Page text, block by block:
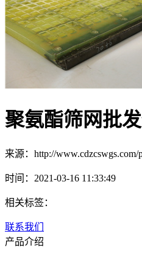
聚氨酯筛网批
来源：http://www.cdzcswgs.com/
时间：2021-03-16 11:33:49
相关标签：
联系我们
产品介绍